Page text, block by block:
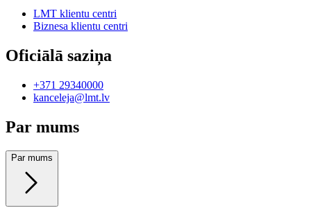
LMT klientu centri
Biznesa klientu centri
Oficiālā saziņa
+371 29340000
kanceleja@lmt.lv
Par mums
Par mums